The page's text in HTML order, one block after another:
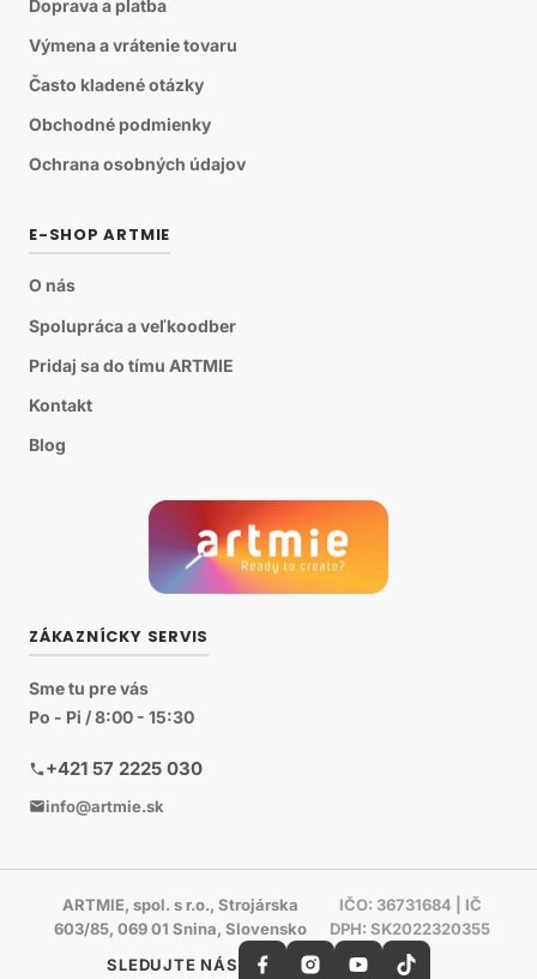
Doprava a platba
Výmena a vrátenie tovaru
Často kladené otázky
Obchodné podmienky
Ochrana osobných údajov
E-SHOP ARTMIE
O nás
Spolupráca a veľkoodber
Pridaj sa do tímu ARTMIE
Kontakt
Blog
ZÁKAZNÍCKY SERVIS
Sme tu pre vás
Po - Pi / 8:00 - 15:30
+421 57 2225 030
info@artmie.sk
ARTMIE, spol. s r.o., Strojárska
603/85, 069 01 Snina, Slovensko
IČO: 36731684 | IČ
DPH: SK2022320355
SLEDUJTE NÁS